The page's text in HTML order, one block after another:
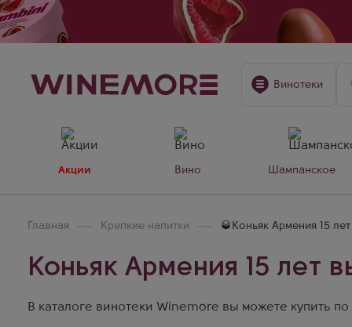
Винотеки
Акции Вино Шампанское
Главная Крепкие напитки 🥃Коньяк Армения 15
Коньяк Армения 15 лет
В каталоге винотеки Winemore вы можете купить